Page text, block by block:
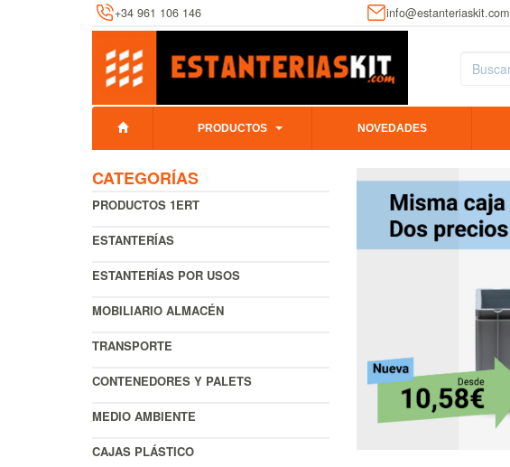
+34 961 106 146 info@estanteriaskit.com
PRODUCTOS NOVEDADES
CATEGORÍAS
PRODUCTOS 1ERT
ESTANTERÍAS
ESTANTERÍAS POR USOS
MOBILIARIO ALMACÉN
TRANSPORTE
CONTENEDORES Y PALETS
MEDIO AMBIENTE
CAJAS PLÁSTICO